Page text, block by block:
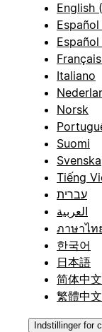
English
Italiano
Norsk
Suomi
Svenska
Tiếng
עברית
العربية
ภาษาไท
한국어
日本語
简体中文
繁體中文
Indstillinger for